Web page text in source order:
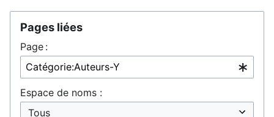
Pages liées
Page :
Espace de noms :